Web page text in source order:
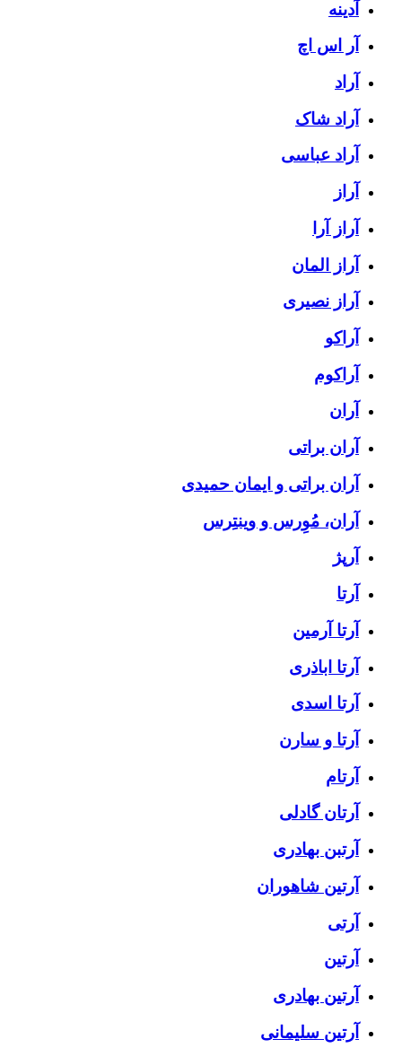
آدینه
آر اس اچ
آراد
آراد شاک
آراد عباسی
آراز
آراز آرا
آراز المان
آراز نصیری
آراکو
آراکوم
آران
آران براتی
آران براتی و ایمان حمیدی
آران، مُوِرس و وینتِرس
آرپژ
آرتا
آرتا آرمین
آرتا اباذری
آرتا اسدی
آرتا و سارن
آرتام
آرتان گادلی
آرتبن بهادری
آرتين شاهوران
آرتی
آرتین
آرتین بهادری
آرتین سلیمانی